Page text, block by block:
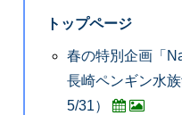
トップページ
春の特別企画「
長崎ペンギン水
5/31）